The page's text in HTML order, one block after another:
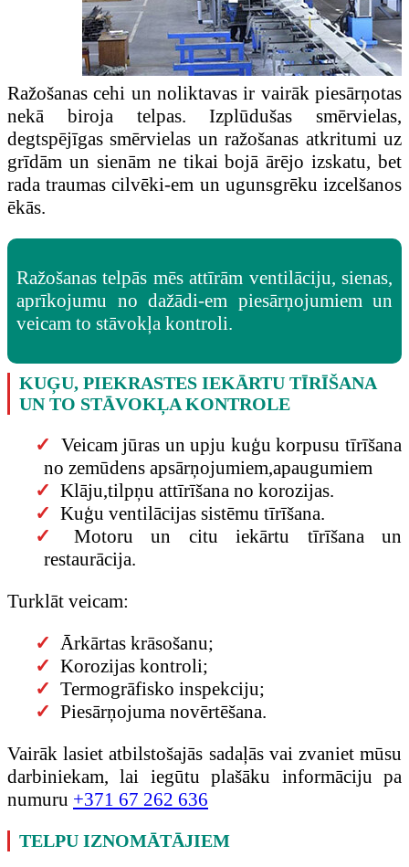
Ražošanas cehi un noliktavas ir vairāk piesārņotas
nekā biroja telpas. Izplūdušas smērvielas,
degtspējīgas smērvielas un ražošanas atkritumi uz
grīdām un sienām ne tikai bojā ārējo izskatu, bet
rada traumas cilvēki-em un ugunsgrēku izcelšanos
ēkās.
Ražošanas telpās mēs attīrām ventilāciju, sienas,
aprīkojumu no dažādi-em piesārņojumiem un
veicam to stāvokļa kontroli.
KUĢU, PIEKRASTES IEKĀRTU TĪRĪŠANA
UN TO STĀVOKĻA KONTROLE
Veicam jūras un upju kuģu korpusu tīrīšana
no zemūdens apsārņojumiem,apaugumiem
Klāju,tilpņu attīrīšana no korozijas.
Kuģu ventilācijas sistēmu tīrīšana.
Motoru un citu iekārtu tīrīšana un
restaurācija.
Turklāt veicam:
Ārkārtas krāsošanu;
Korozijas kontroli;
Termogrāfisko inspekciju;
Piesārņojuma novērtēšana.
Vairāk lasiet atbilstošajās sadaļās vai zvaniet mūsu
darbiniekam, lai iegūtu plašāku informāciju pa
numuru +371 67 262 636
TELPU IZNOMĀTĀJIEM